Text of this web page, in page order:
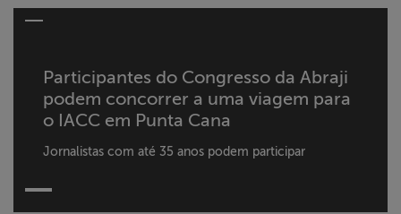
Participantes do Congresso da Abraji
podem concorrer a uma viagem para
o IACC em Punta Cana
Jornalistas com até 35 anos podem participar